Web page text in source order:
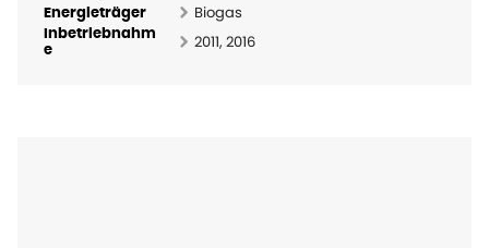
Energieträger Biogas
Inbetriebnahm
e
2011, 2016